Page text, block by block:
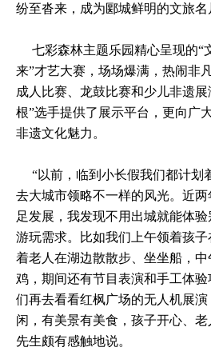
纷至沓来，成为郾城鲜明的文旅名
七彩森林主题乐园精心呈现的“
来”才艺大赛，场场爆满，热闹非
成人比赛、龙鼓比赛和少儿非遗
根”选手提供了展示平台，更向广
非遗文化魅力。
“以前，临到小长假我们都计划
去大城市领略不一样的风光。近
足发展，我发现不用出城就能体
游玩需求。比如我们上午领着孩
着老人在湖边散散步、坐坐船，
鸡，期间还有节目表演和手工体
们再去看看红枫广场的无人机展
闲，有美景有美食，孩子开心、
先生颇有感触地说。